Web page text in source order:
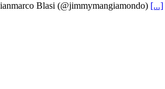
Blasi (@jimmymangiamondo) [...]